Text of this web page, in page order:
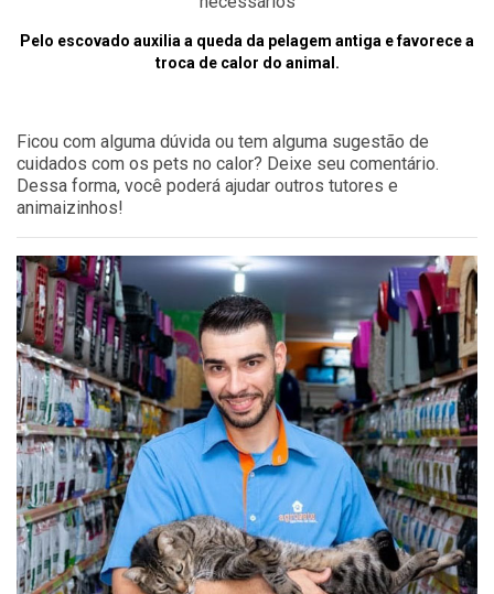
Pelo escovado auxilia a queda da pelagem antiga e favorece a
troca de calor do animal.
Ficou com alguma dúvida ou tem alguma sugestão de
cuidados com os pets no calor? Deixe seu comentário.
Dessa forma, você poderá ajudar outros tutores e
animaizinhos!